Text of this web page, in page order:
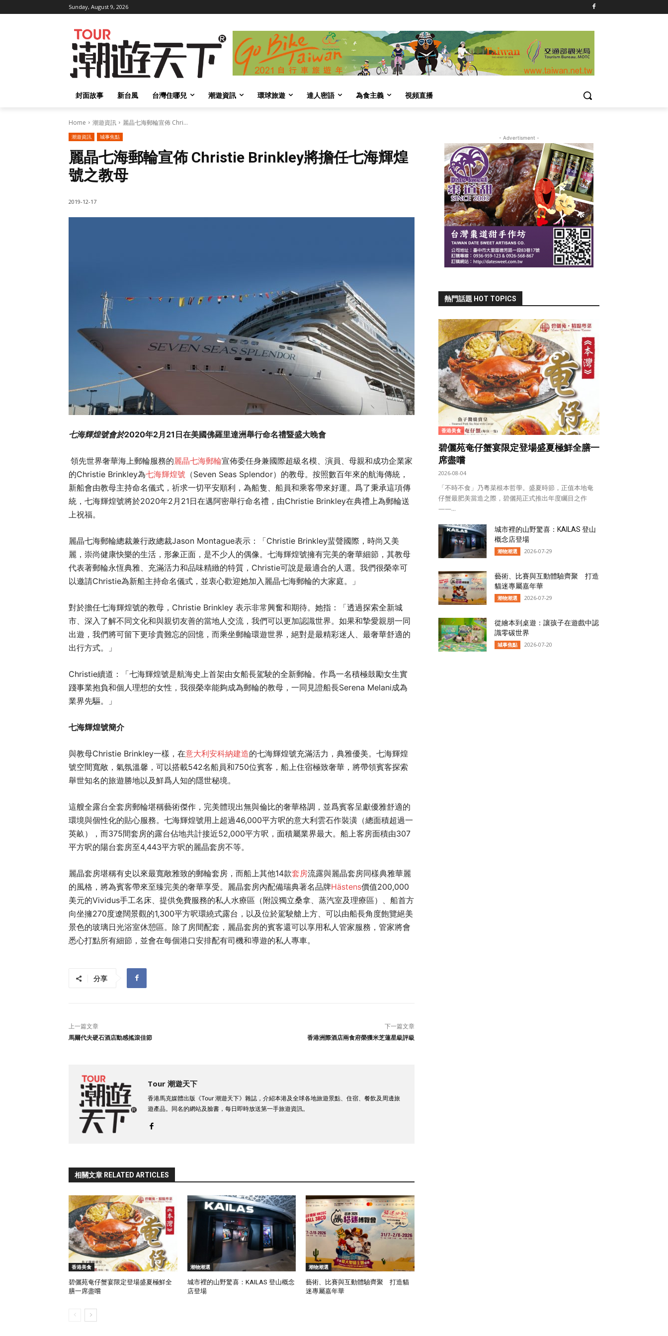
Sunday, August 9, 2026
封面故事 新台風 台灣住哪兒 潮遊資訊 環球旅遊 達人密語 為食主義 視頻直播
Home 潮遊資訊 麗晶七海郵輪宣佈 Chri...
潮遊資訊 城事焦點
麗晶七海郵輪宣佈 Christie Brinkley將擔任七海輝煌
號之教母
2019-12-17
七海輝煌號會於2020年2月 21 日在美國佛羅里達洲舉行命名禮暨盛大晚會
領先世界奢華海上郵輪服務的麗晶七海郵輪宣佈委任身兼國際超級名模、演員、母親和成功企業家
的Christie Brinkley為七海輝煌號 （Seven Seas Splendor）的教母。按照數百年來的航海傳統，
新船會由教母主持命名儀式，祈求一切平安順利，為船隻、船員和乘客帶來好運。爲了秉承這項傳
統，七海輝煌號將於2020年2月21日在邁阿密舉行命名禮，由Christie Brinkley在典禮上為郵輪送
上祝福。
麗晶七海郵輪總裁兼行政總裁Jason Montague表示：「Christie Brinkley蜚聲國際，時尚又美
麗，崇尚健康快樂的生活，形象正面，是不少人的偶像。七海輝煌號擁有完美的奢華細節，其教母
代表著郵輪永恆典雅、充滿活力和品味精緻的特質，Christie可說是最適合的人選。我們很榮幸可
以邀請Christie為新船主持命名儀式，並衷心歡迎她加入麗晶七海郵輪的大家庭。」
對於擔任七海輝煌號的教母，Christie Brinkley 表示非常興奮和期待。她指：「透過探索全新城
市、深入了解不同文化和與親切友善的當地人交流，我們可以更加認識世界。如果和摯愛親朋一同
出遊，我們將可留下更珍貴難忘的回憶，而乘坐郵輪環遊世界，絕對是最精彩迷人、最奢華舒適的
出行方式。」
Christie續道：「七海輝煌號是航海史上首架由女船長駕駛的全新郵輪。作爲一名積極鼓勵女生實
踐事業抱負和個人理想的女性，我很榮幸能夠成為郵輪的教母，一同見證船長Serena Melani成為
業界先驅。」
七海輝煌號簡介
與教母Christie Brinkley一樣，在意大利安科納建造的七海輝煌號充滿活力，典雅優美。七海輝煌
號空間寬敞，氣氛溫馨，可以搭載542名船員和750位賓客，船上住宿極致奢華，將帶領賓客探索
舉世知名的旅遊勝地以及鮮爲人知的隱世秘境。
這艘全露台全套房郵輪堪稱藝術傑作，完美體現出無與倫比的奢華格調，並爲賓客呈獻優雅舒適的
環境與個性化的貼心服務。七海輝煌號用上超過46,000平方呎的意大利雲石作裝潢（總面積超過一
英畝），而375間套房的露台佔地共計接近52,000平方呎，面積屬業界最大。船上客房面積由307
平方呎的陽台套房至4,443平方呎的麗晶套房不等。
麗晶套房堪稱有史以來最寬敞雅致的郵輪套房，而船上其他14款套房流露與麗晶套房同樣典雅華麗
的風格，將為賓客帶來至臻完美的奢華享受。麗晶套房內配備瑞典著名品牌Hästens價值200,000
美元的Vividus手工名床、提供免費服務的私人水療區（附設獨立桑拿、蒸汽室及理療區）、船首方
向坐擁270度遼闊景觀的1,300平方呎環繞式露台，以及位於駕駛艙上方、可以由船長角度飽覽絕美
景色的玻璃日光浴室休憩區。除了房間配套，麗晶套房的賓客還可以享用私人管家服務，管家將會
悉心打點所有細節，並會在每個港口安排配有司機和導遊的私人專車。
分享
上一篇文章
馬爾代夫硬石酒店動感搖滾佳節
下一篇文章
香港洲際酒店兩食府榮獲米芝蓮星級評級
Tour 潮遊天下
香港馬克媒體出版《Tour 潮遊天下》雜誌，介紹本港及全球各地旅遊景點、住宿、餐飲及周邊旅
遊產品。同名的網站及臉書，每日即時放送第一手旅遊資訊。
相關文章 RELATED ARTICLES
香港美食
碧儷苑奄仔蟹宴限定登場盛夏極鮮全
膳一席盡嚐
潮物潮選
城市裡的山野驚喜：KAILAS 登山概念
店登場
潮物潮選
藝術、比賽與互動體驗齊聚 打造貓
迷專屬嘉年華
- Advertisment -
熱門話題 HOT TOPICS
香港美食
碧儷苑奄仔蟹宴限定登場盛夏極鮮全膳一
席盡嚐
2026-08-04
「不時不食」乃粵菜根本哲學。盛夏時節，正值本地奄
仔蟹最肥美當造之際，碧儷苑正式推出年度矚目之作
——...
城市裡的山野驚喜：KAILAS 登山
概念店登場
潮物潮選 2026-07-29
藝術、比賽與互動體驗齊聚 打造
貓迷專屬嘉年華
潮物潮選 2026-07-29
從繪本到桌遊：讓孩子在遊戲中認
識零碳世界
城事焦點 2026-07-20